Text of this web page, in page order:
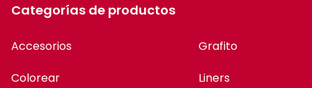
Categorías de productos
Accesorios
Colorear
Grafito
Liners